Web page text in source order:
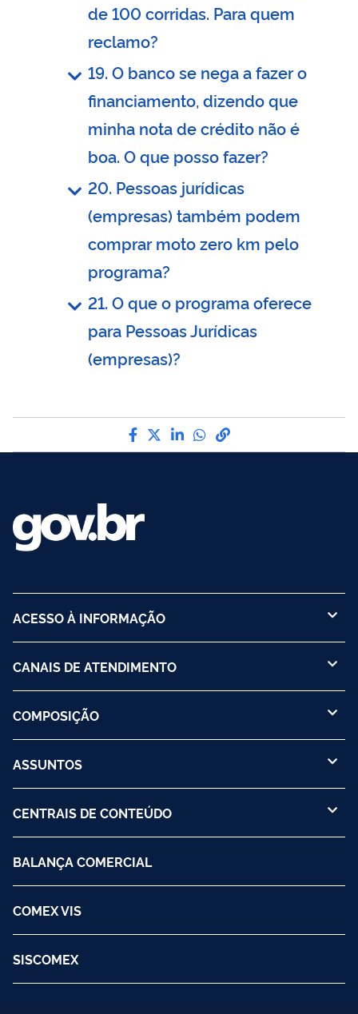
de 100 corridas. Para quem
reclamo?
19. O banco se nega a fazer o
financiamento, dizendo que
minha nota de crédito não é
boa. O que posso fazer?
20. Pessoas jurídicas
(empresas) também podem
comprar moto zero km pelo
programa?
21. O que o programa oferece
para Pessoas Jurídicas
(empresas)?
Compartilhe por Facebook
Compartilhe por Twitter
Compartilhe por
Compartilhe por
link para Copiar
ACESSO À INFORMAÇÃO
CANAIS DE ATENDIMENTO
COMPOSIÇÃO
ASSUNTOS
CENTRAIS DE CONTEÚDO
BALANÇA COMERCIAL
COMEX VIS
SISCOMEX